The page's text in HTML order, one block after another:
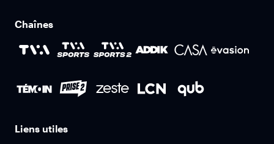
Chaînes
Liens utiles